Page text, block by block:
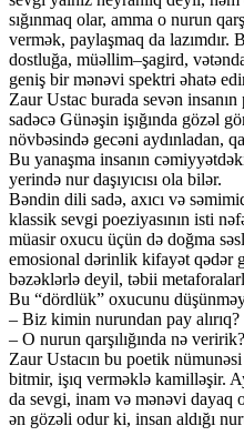
sığınmaq olar, amma o nurun
vermək, paylaşmaq da lazımdır.
dostluğa, müəllim–şagird,
geniş bir mənəvi spektri əhatə
Zaur Ustac burada sevən
sadəcə Günəşin işığında gözəl
növbəsində gecəni aydınladan,
Bu yanaşma insanın
yerində nur daşıyıcısı ola bilər.
Bəndin dili sadə, axıcı və
klassik sevgi poeziyasının isti
müasir oxucu üçün də doğma
emosional dərinlik kifayət qədər
bəzəklərlə deyil, təbii
Bu “dördlük” oxucunu
– Biz kimin nurundan pay alırıq?
– O nurun qarşılığında nə veririk?
Zaur Ustacın bu poetik
bitmir, işıq verməklə kamilləşir.
da sevgi, inam və mənəvi dayaq
ən gözəli odur ki, insan aldığı